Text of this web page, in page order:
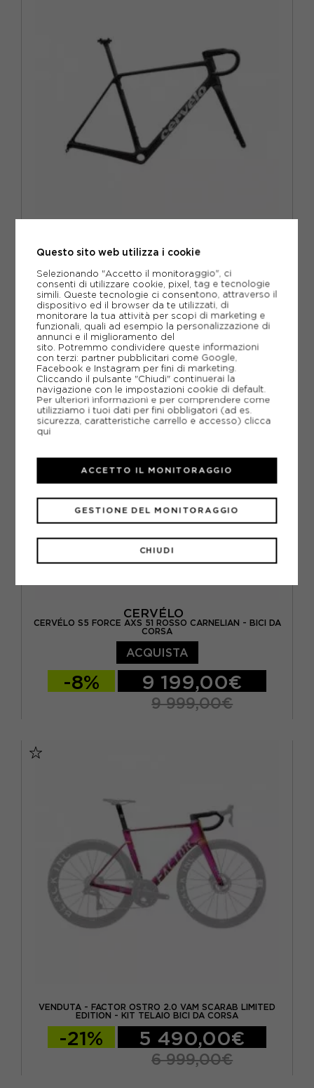
CORSA
M / 54
ACQUISTA
-12% 4 990,00€
5 699,00€
CERVÉLO
CERVÉLO S5 FORCE AXS 51 ROSSO CARNELIAN - BICI DA
CORSA
ACQUISTA
-8% 9 199,00€
9 999,00€
VENDUTA - FACTOR OSTRO 2.0 VAM SCARAB LIMITED
EDITION - KIT TELAIO BICI DA CORSA
-21% 5 490,00€
6 999,00€
Questo sito web utilizza i cookie
Selezionando "Accetto il monitoraggio", ci
consenti di utilizzare cookie, pixel, tag e tecnologie
simili. Queste tecnologie ci consentono, attraverso il
dispositivo ed il browser da te utilizzati, di
monitorare la tua attività per scopi di marketing e
funzionali, quali ad esempio la personalizzazione di
annunci e il miglioramento del
sito. Potremmo condividere queste informazioni
con terzi: partner pubblicitari come Google,
Facebook e Instagram per fini di marketing.
Cliccando il pulsante "Chiudi" continuerai la
navigazione con le impostazioni cookie di default.
Per ulteriori informazioni e per comprendere come
utilizziamo i tuoi dati per fini obbligatori (ad es.
sicurezza, caratteristiche carrello e accesso) clicca
qui
CHIUDI
GESTIONE DEL MONITORAGGIO
ACCETTO IL MONITORAGGIO